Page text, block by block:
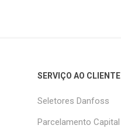
SERVIÇO AO CLIENTE
Seletores Danfoss
Parcelamento Capital